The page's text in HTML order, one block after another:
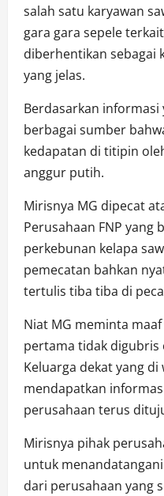
salah satu karyawan
gara gara sepele
diberhentikan sebagai
yang jelas.
Berdasarkan
berbagai sumber
kedapatan di titipin
anggur putih.
Mirisnya MG dipecat
Perusahaan FNP yang
perkebunan kelapa
pemecatan bahkan
tertulis tiba tiba di
Niat MG meminta
pertama tidak digubris
Keluarga dekat yang
mendapatkan
perusahaan terus
Mirisnya pihak
untuk
dari perusahaan yang